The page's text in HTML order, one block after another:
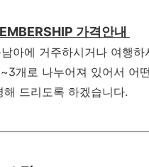
가격안내
아에 거주하시거나 여행하
개로 나누어져 있어서 어떤
해 드리도록 하겠습니다.